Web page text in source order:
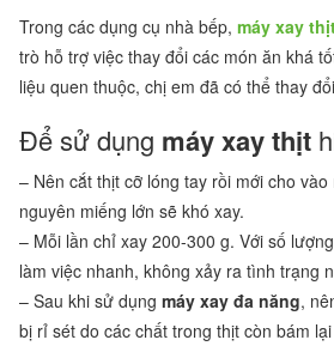
Trong các dụng cụ nhà bếp, máy xay
trò hỗ trợ việc thay đổi các món ăn khá
liệu quen thuộc, chị em đã có thể thay
Để sử dụng máy xay thịt
– Nên cắt thịt cỡ lóng tay rồi mới cho
nguyên miếng lớn sẽ khó xay.
– Mỗi lần chỉ xay 200-300 g. Với số
làm việc nhanh, không xảy ra tình trạng
– Sau khi sử dụng máy xay đa năng,
bị rỉ sét do các chất trong thịt còn bám